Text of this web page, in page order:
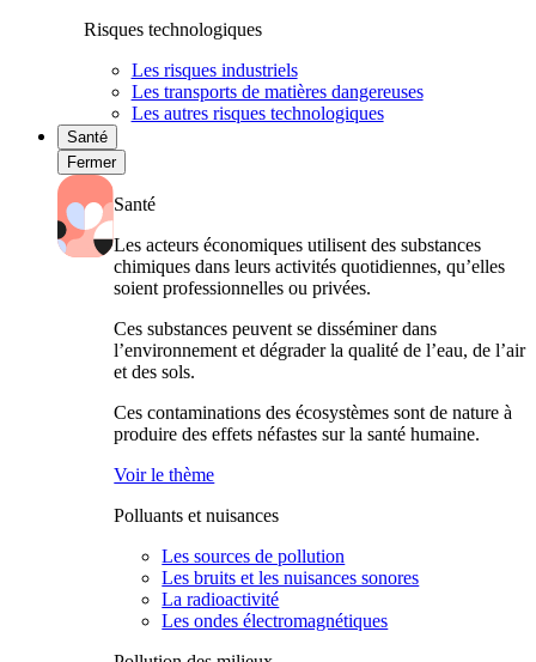
Risques technologiques
Les risques industriels
Les transports de matières dangereuses
Les autres risques technologiques
Santé
Fermer
Santé
Les acteurs économiques utilisent des substances
chimiques dans leurs activités quotidiennes, qu’elles
soient professionnelles ou privées.
Ces substances peuvent se disséminer dans
l’environnement et dégrader la qualité de l’eau, de l’air
et des sols.
Ces contaminations des écosystèmes sont de nature à
produire des effets néfastes sur la santé humaine.
Voir le thème
Polluants et nuisances
Les sources de pollution
Les bruits et les nuisances sonores
La radioactivité
Les ondes électromagnétiques